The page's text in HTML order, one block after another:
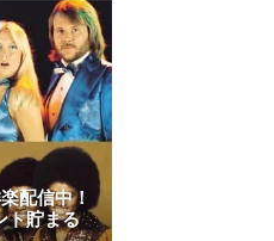
配信中！
ト貯まる